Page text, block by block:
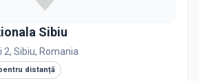
Private
Sibiu
Sibiu, Romania
distanță